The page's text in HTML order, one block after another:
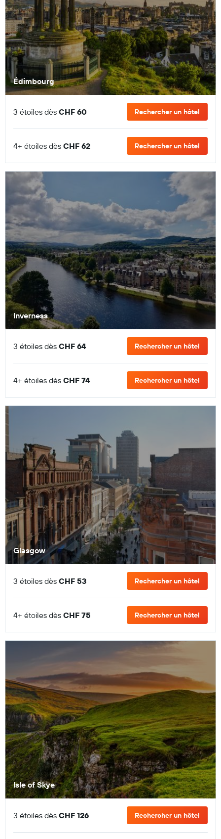
Édimbourg
3 étoiles dès CHF 60 Rechercher un hôtel
4+ étoiles dès CHF 62 Rechercher un hôtel
Inverness
3 étoiles dès CHF 64 Rechercher un hôtel
4+ étoiles dès CHF 74 Rechercher un hôtel
Glasgow
3 étoiles dès CHF 53 Rechercher un hôtel
4+ étoiles dès CHF 75 Rechercher un hôtel
Isle of Skye
3 étoiles dès CHF 126 Rechercher un hôtel